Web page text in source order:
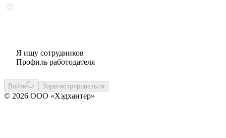
Я ищу сотрудников
Профиль работодателя
Войти Зарегистрироваться
© 2026 ООО «Хэдхантер»